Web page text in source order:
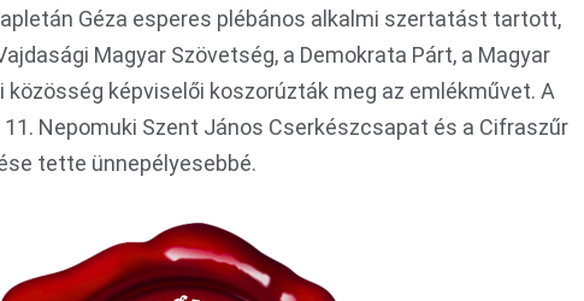
Géza esperes plébános alkalmi szertatást tartott,
Magyar Szövetség, a Demokrata Párt, a Magyar
közösség képviselői koszorúzták meg az emlékművet. A
Nepomuki Szent János Cserkészcsapat és a Cifraszűr
tette ünnepélyesebbé.